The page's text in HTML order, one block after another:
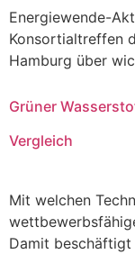
Energiewende-
Konsortialtreffen
Hamburg über
Grüner
Vergleich
Mit welchen
Damit beschäftigt